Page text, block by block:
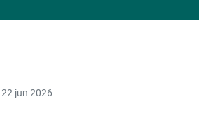
22 jun 2026